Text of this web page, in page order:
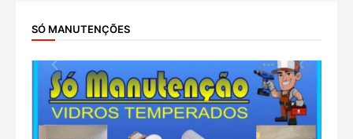
SÓ MANUTENÇÕES